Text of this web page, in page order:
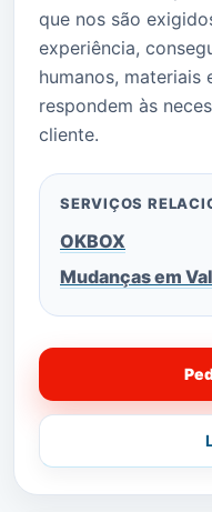
que nos são
experiência,
humanos, materiais
respondem às
cliente.
SERVIÇOS
OKBOX
Mudanças em